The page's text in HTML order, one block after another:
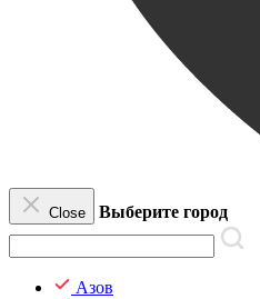
Close Выберите город
Азов